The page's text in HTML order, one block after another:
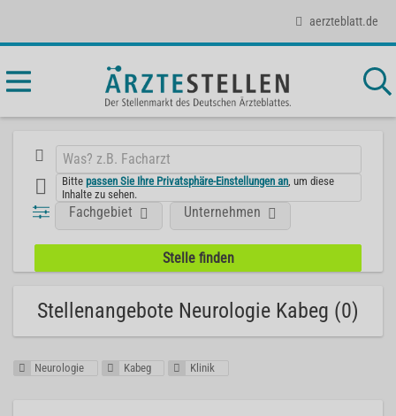
aerzteblatt.de
Bittepassen Sie Ihre Privatsphäre-Einstellungen an , um diese
Inhalte zu sehen.
Fachgebiet Unternehmen
Stellenangebote Neurologie Kabeg (0)
Neurologie Kabeg Klinik